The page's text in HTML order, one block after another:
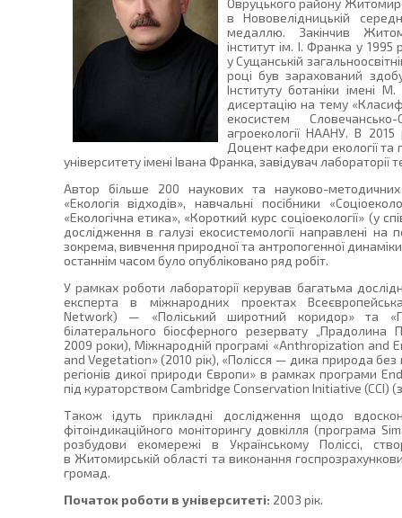
Овруцького району
в Нововелідницькій
медаллю. Закінчив
інститут ім. І. Франка у
у Сущанській
році був зарахований
Інституту ботаніки імені
дисертацію на тему
екосистем
агроекології НААНУ. В
Доцент кафедри екології
університету імені Івана Франка, завідувач лабораторії
Автор більше 200 наукових та науково-
«Екологія відходів», навчальні посібники
«Екологічна етика», «Короткий курс соціоекології» (у
дослідження в галузі екосистемології направлені на
зокрема, вивчення природної та антропогенної
останнім часом було опубліковано ряд робіт.
У рамках роботи лабораторії керував багатьма
експерта в міжнародних проектах
Network) — «Поліський широтний коридор» та
білатерального біосферного резервату „Прадолина
2009 роки), Міжнародній програмі «Anthropization
and Vegetation» (2010 рік), «Полісся — дика природа без
регіонів дикої природи Європи» в рамках програми
під кураторством Cambridge Conservation Initiative (CCI)
Також ідуть прикладні дослідження щодо
фітоіндикаційного моніторингу довкілля (програма
розбудови екомережі в Українському Поліссі,
в Житомирській області та виконання
громад.
Початок роботи в університеті: 2003 рік.